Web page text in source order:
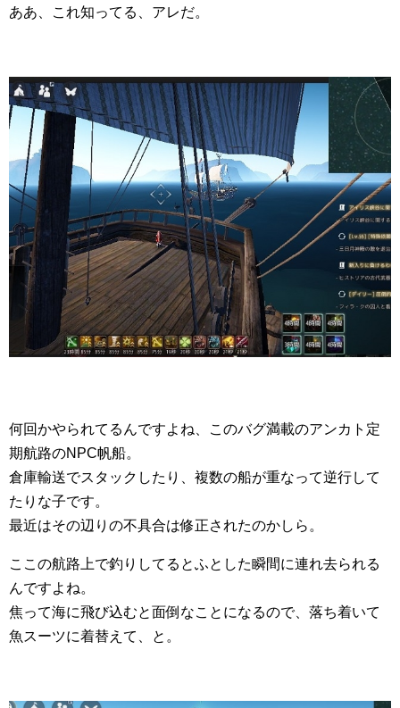
ああ、これ知ってる、アレだ。
何回かやられてるんですよね、このバグ満載のアンカト定
期航路のNPC帆船。
倉庫輸送でスタックしたり、複数の船が重なって逆行して
たりな子です。
最近はその辺りの不具合は修正されたのかしら。
ここの航路上で釣りしてるとふとした瞬間に連れ去られる
んですよね。
焦って海に飛び込むと面倒なことになるので、落ち着いて
魚スーツに着替えて、と。